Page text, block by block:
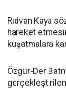
Rıdvan Kaya
hareket
kuşatmalara
Özgür-Der